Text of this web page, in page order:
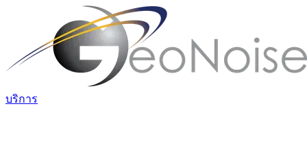
บริการ